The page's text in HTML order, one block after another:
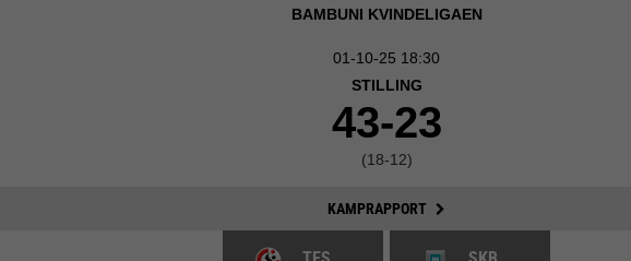
BAMBUNI KVINDELIGAEN
01-10-25 18:30
STILLING
43-23
(18-12)
KAMPRAPPORT